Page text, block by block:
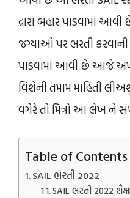
દ્રારા બહાર પાડવામાં
જગ્યાઓ પર ભરતી
પાડવામાં આવી છે આજે
વિશેની તમામ માહિતી
વગેરે તો મિત્રો આ લેખ ને
Table of Contents
SAIL ભરતી 2022
SAIL ભરતી 2022